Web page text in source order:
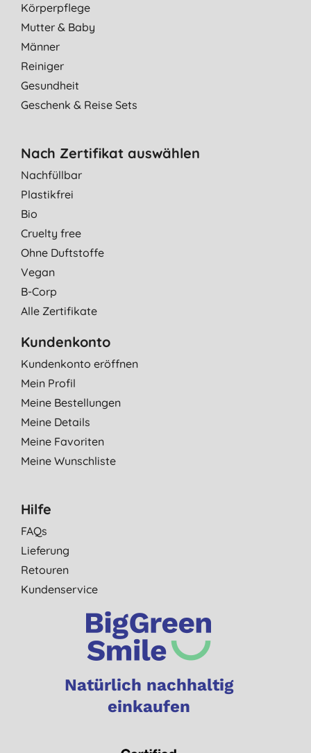
Körperpflege
Mutter & Baby
Männer
Reiniger
Gesundheit
Geschenk & Reise Sets
Nach Zertifikat auswählen
Nachfüllbar
Plastikfrei
Bio
Cruelty free
Ohne Duftstoffe
Vegan
B-Corp
Alle Zertifikate
Kundenkonto
Kundenkonto eröffnen
Mein Profil
Meine Bestellungen
Meine Details
Meine Favoriten
Meine Wunschliste
Hilfe
FAQs
Lieferung
Retouren
Kundenservice
Natürlich nachhaltig
einkaufen